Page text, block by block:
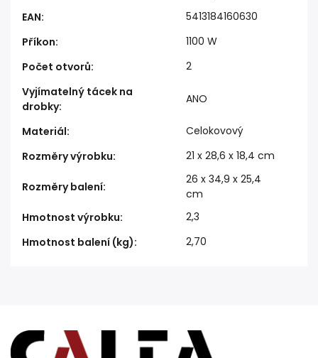
EAN:
5413184160630
Příkon:
1100 W
Počet otvorů:
2
Vyjímatelný tácek na
drobky:
ANO
Materiál:
Celokovový
Rozměry výrobku: 21 x 28,6 x 18,4 cm
Rozměry balení:
26 x 34,9 x 25,4
cm
Hmotnost výrobku:
2,3
Hmotnost balení (kg): 2,70